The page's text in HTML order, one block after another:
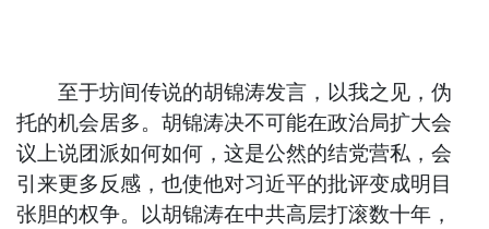
至于坊间传说的胡锦涛发言，以我之见，伪
托的机会居多。胡锦涛决不可能在政治局扩大会
议上说团派如何如何，这是公然的结党营私，会
引来更多反感，也使他对习近平的批评变成明目
张胆的权争。以胡锦涛在中共高层打滚数十年，